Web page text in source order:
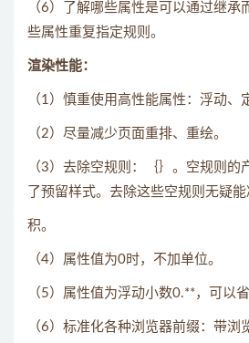
（6）了解哪些属性是可以通过继承
些属性重复指定规则。
渲染性能：
（1）慎重使用高性能属性：浮动、
（2）尽量减少页面重排、重绘。
（3）去除空规则：｛｝。空规则的
了预留样式。去除这些空规则无疑
积。
（4）属性值为0时，不加单位。
（5）属性值为浮动小数0.**，可以
（6）标准化各种浏览器前缀：带浏